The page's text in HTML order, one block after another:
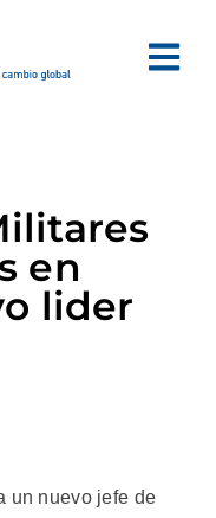
en
lider
un nuevo jefe de